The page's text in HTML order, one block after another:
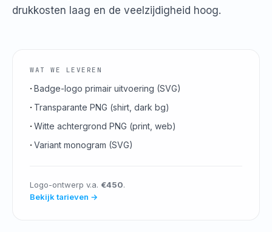
drukkosten laag en de veelzijdigheid hoog.
WAT WE LEVEREN
Badge-logo primair uitvoering (SVG)
Transparante PNG (shirt, dark bg)
Witte achtergrond PNG (print, web)
Variant monogram (SVG)
Logo-ontwerp v.a. €450.
Bekijk tarieven →